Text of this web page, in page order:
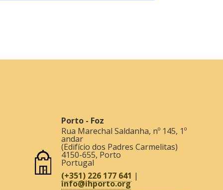
Porto - Foz
Rua Marechal Saldanha, nº 145, 1º
andar
(Edifício dos Padres Carmelitas)
4150-655, Porto
Portugal
(+351) 226 177 641 |
info@ihporto.org